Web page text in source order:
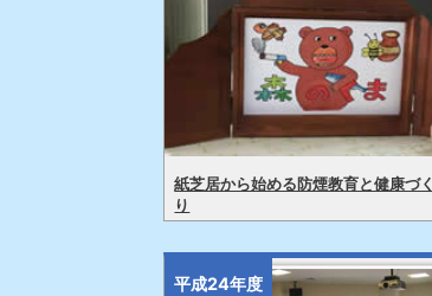
紙芝居から始める防煙教育と健康づく
り
平成24年度